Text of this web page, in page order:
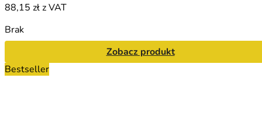
88,15 złz VAT
Brak
Zobacz produkt
Bestseller